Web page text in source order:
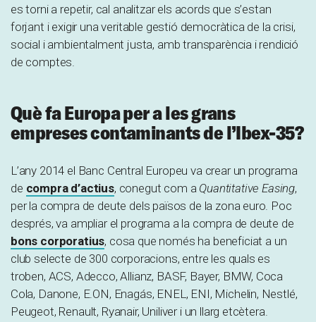
es torni a repetir, cal analitzar els acords que s’estan
forjant i exigir una veritable gestió democràtica de la crisi,
social i ambientalment justa, amb transparència i rendició
de comptes.
Què fa Europa per a les grans
empreses contaminants de l’Ibex-35?
L’any 2014 el Banc Central Europeu va crear un programa
de compra d’actius, conegut com a Quantitative Easing,
per la compra de deute dels països de la zona euro. Poc
després, va ampliar el programa a la compra de deute de
bons corporatius, cosa que només ha beneficiat a un
club selecte de 300 corporacions, entre les quals es
troben, ACS, Adecco, Allianz, BASF, Bayer, BMW, Coca
Cola, Danone, E.ON, Enagás, ENEL, ENI, Michelin, Nestlé,
Peugeot, Renault, Ryanair, Uniliver i un llarg etcètera.